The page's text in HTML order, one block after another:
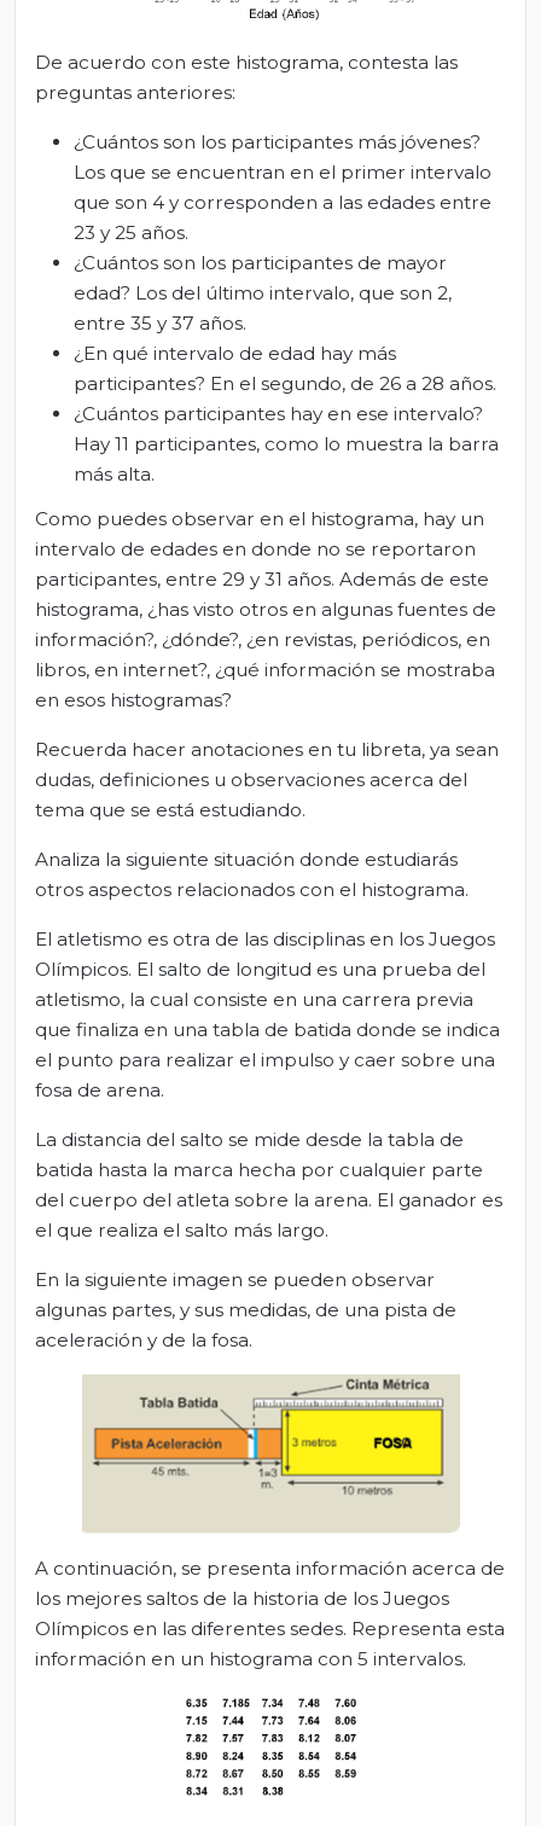
De acuerdo con este histograma, contesta las
preguntas anteriores:
¿Cuántos son los participantes más jóvenes?
Los que se encuentran en el primer intervalo
que son 4 y corresponden a las edades entre
23 y 25 años.
¿Cuántos son los participantes de mayor
edad? Los del último intervalo, que son 2,
entre 35 y 37 años.
¿En qué intervalo de edad hay más
participantes? En el segundo, de 26 a 28 años.
¿Cuántos participantes hay en ese intervalo?
Hay 11 participantes, como lo muestra la barra
más alta.
Como puedes observar en el histograma, hay un
intervalo de edades en donde no se reportaron
participantes, entre 29 y 31 años. Además de este
histograma, ¿has visto otros en algunas fuentes de
información?, ¿dónde?, ¿en revistas, periódicos, en
libros, en internet?, ¿qué información se mostraba
en esos histogramas?
Recuerda hacer anotaciones en tu libreta, ya sean
dudas, definiciones u observaciones acerca del
tema que se está estudiando.
Analiza la siguiente situación donde estudiarás
otros aspectos relacionados con el histograma.
El atletismo es otra de las disciplinas en los Juegos
Olímpicos. El salto de longitud es una prueba del
atletismo, la cual consiste en una carrera previa
que finaliza en una tabla de batida donde se indica
el punto para realizar el impulso y caer sobre una
fosa de arena.
La distancia del salto se mide desde la tabla de
batida hasta la marca hecha por cualquier parte
del cuerpo del atleta sobre la arena. El ganador es
el que realiza el salto más largo.
En la siguiente imagen se pueden observar
algunas partes, y sus medidas, de una pista de
aceleración y de la fosa.
A continuación, se presenta información acerca de
los mejores saltos de la historia de los Juegos
Olímpicos en las diferentes sedes. Representa esta
información en un histograma con 5 intervalos.